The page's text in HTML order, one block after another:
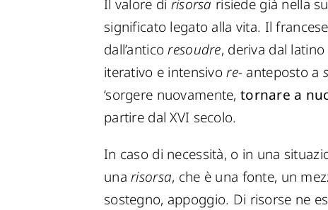
Il valore di risorsa risiede già nella
significato legato alla vita. Il francese
dall’anticoresoudre, deriva dal latino
iterativo e intensivore- anteposto a
‘sorgere nuovamente, tornare a
partire dal XVI secolo.
In caso di necessità, o in una
unarisorsa, che è una fonte, un
sostegno, appoggio. Di risorse ne